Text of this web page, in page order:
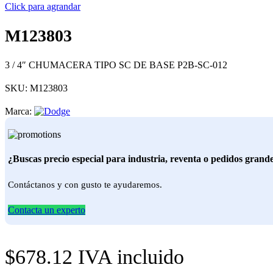
Click para agrandar
M123803
3 / 4″ CHUMACERA TIPO SC DE BASE P2B-SC-012
SKU: M123803
Marca:
¿Buscas precio especial para industria, reventa o pedidos
Contáctanos y con gusto te ayudaremos.
Contacta un experto
$678.12 IVA incluido